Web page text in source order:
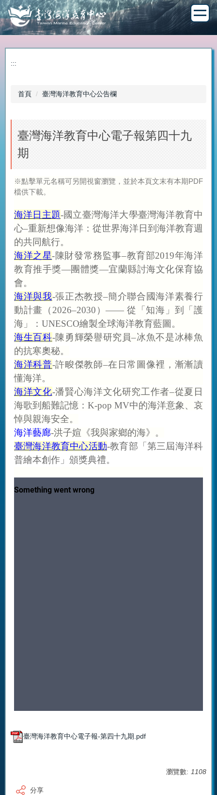
跳
到
主
要
內
:::
首頁 臺灣海洋教育中心公告欄
臺灣海洋教育中心電子報第四十九
期
※點擊單元名稱可另開視窗瀏覽，並於本頁文末有本期PDF
檔供下載。
海洋日主題-國立臺灣海洋大學臺灣海洋教育中
心–重新想像海洋：從世界海洋日到海洋教育週
的共同航行。
海洋之星-陳財發常務監事–教育部2019年海洋
教育推手獎—團體獎—宜蘭縣討海文化保育協
會。
海洋與我-張正杰教授–簡介聯合國海洋素養行
動計畫（2026–2030）—— 從「知海」到「護
海」：UNESCO繪製全球海洋教育藍圖。
海生百科-陳勇輝榮譽研究員–冰魚不是冰棒魚
的抗寒奧秘。
海洋科普-許畯傑教師–在日常圖像裡，漸漸讀
懂海洋。
海洋文化-潘賢心海洋文化研究工作者–從夏日
海歌到船難記憶：K-pop MV中的海洋意象、哀
悼與親海安全。
海洋藝廊-洪子媗《我與家鄉的海》。
臺灣海洋教育中心活動-教育部「第三屆海洋科
普繪本創作」頒獎典禮。
臺灣海洋教育中心電子報-第四十九期.pdf
瀏覽數: 1108
分享